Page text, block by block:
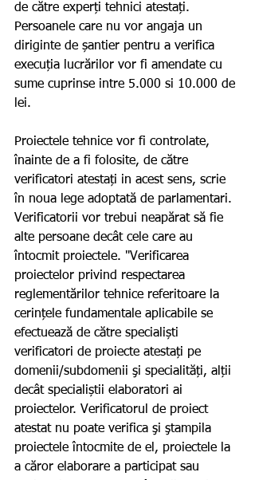
de către experți tehnici atestați.
Persoanele care nu vor angaja un
diriginte de șantier pentru a verifica
execuția lucrărilor vor fi amendate cu
sume cuprinse intre 5.000 si 10.000 de
lei.
Proiectele tehnice vor fi controlate,
înainte de a fi folosite, de către
verificatori atestați in acest sens, scrie
în noua lege adoptată de parlamentari.
Verificatorii vor trebui neapărat să fie
alte persoane decât cele care au
întocmit proiectele. "Verificarea
proiectelor privind respectarea
reglementărilor tehnice referitoare la
cerințele fundamentale aplicabile se
efectuează de către specialiști
verificatori de proiecte atestați pe
domenii/subdomenii şi specialități, alții
decât specialiștii elaboratori ai
proiectelor. Verificatorul de proiect
atestat nu poate verifica şi ştampila
proiectele întocmite de el, proiectele la
a căror elaborare a participat sau